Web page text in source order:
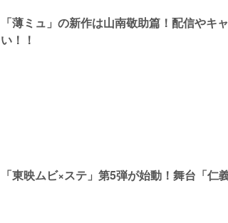
「薄ミュ」の新作は山南敬助篇！配信やキ
い！！
「東映ムビ×ステ」第5弾が始動！舞台「仁